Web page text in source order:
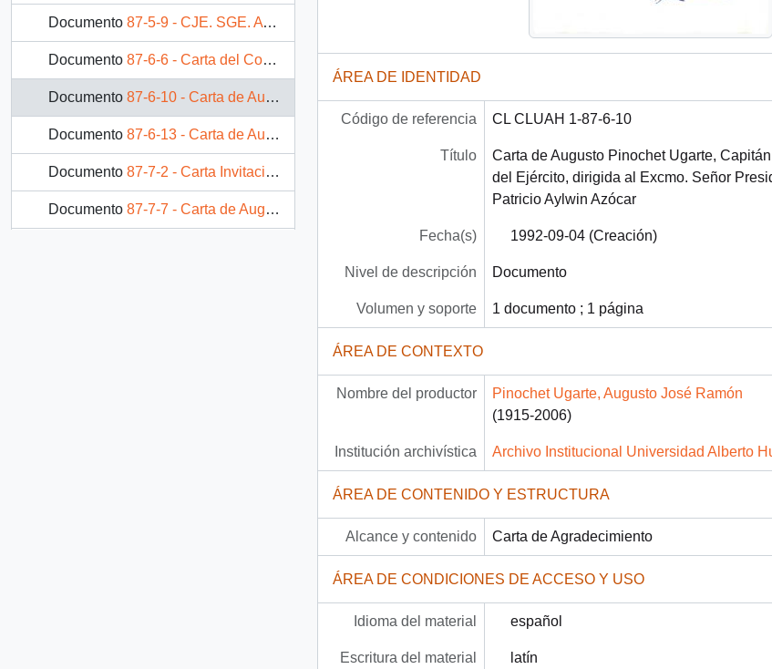
Documento 87-5-9 - CJE. SGE. AYDTIA. (S) Nº2400/16/ Pdte. de la República, del Comandante en Jefe del Ejército a S.E. El Presidente de la República
Documento 87-6-6 - Carta del Comandante en Jefe del Ejército de Chile Capitán General Augusto Pinochet Ugarte, dirigida al Señor Presidente de la República Don Patricio Aylwin Azócar
Documento 87-6-10 - Carta de Augusto Pinochet Ugarte, Capitán General Comandante en Jefe del Ejército, dirigida al Excmo. Señor Presidente de la República Don Patricio Aylwin Azócar
Documento 87-6-13 - Carta de Augusto Pinochet Ugarte, Capitán General Comandante en Jefe del Ejército, dirigida al Excmo. Señor Patricio Aylwin Azócar, Presidente de la República
Documento 87-7-2 - Carta Invitación de Augusto Pinochet Ugarte, Capitán General Comandante en Jefe del Ejército, dirigida a S.E. el Presidente de la República, Excelentísimo Señor Don Patricio Aylwin Azócar
Documento 87-7-7 - Carta de Augusto Pinochet Ugarte, Capitán General Comandante en Jefe del Ejército, dirigida al Señor Presidente de la República Don Patricio Aylwin Azócar
ÁREA DE IDENTIDAD
Código de referencia CL CLUAH 1-87-6-10
Título
Carta de Augusto Pinochet Ugarte,
del Ejército, dirigida al Excmo. Señor
Patricio Aylwin Azócar
Fecha(s) 1992-09-04 (Creación)
Nivel de descripción Documento
Volumen y soporte 1 documento ; 1 página
ÁREA DE CONTEXTO
Nombre del productor
Pinochet Ugarte, Augusto José Ramón
(1915-2006)
Institución archivística Archivo Institucional Universidad Alberto
ÁREA DE CONTENIDO Y ESTRUCTURA
Alcance y contenido Carta de Agradecimiento
ÁREA DE CONDICIONES DE ACCESO Y USO
Idioma del material español
Escritura del material latín